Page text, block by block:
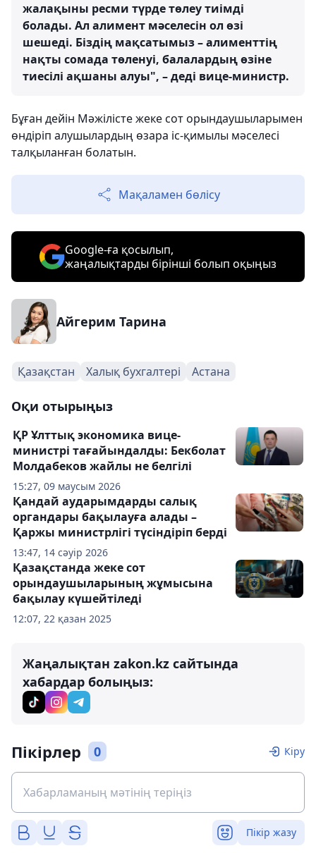
жалақыны ресми түрде төлеу тиімді
болады. Ал алимент мәселесін ол өзі
шешеді. Біздің мақсатымыз – алименттің
нақты сомада төленуі, балалардың өзіне
тиесілі ақшаны алуы", – деді вице-министр.
Бұған дейін Мәжілісте жеке сот орындаушыларымен
өндіріп алушылардың өзара іс-қимылы мәселесі
талқыланған болатын.
Мақаламен бөлісу
Google-ға қосылып,
жаңалықтарды бірінші болып оқыңыз
Айгерим Тарина
Қазақстан Халық бухгалтері Астана
Оқи отырыңыз
15:27, 09 маусым 2026
ҚР Ұлттық экономика вице-
министрі тағайындалды: Бекболат
Молдабеков жайлы не белгілі
13:47, 14 сәуір 2026
Қандай аударымдарды салық
органдары бақылауға алады –
Қаржы министрлігі түсіндіріп берді
12:07, 22 қазан 2025
Қазақстанда жеке сот
орындаушыларының жұмысына
бақылау күшейтіледі
Жаңалықтан zakon.kz сайтында
хабардар болыңыз:
Пікірлер 0 Кіру
Пікір жазу